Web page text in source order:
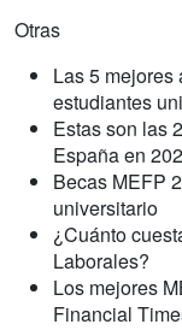
Otras
Las 5
estudiantes
Estas son las
España en
Becas MEFP
universitario
¿Cuánto
Laborales?
Los mejores
Financial